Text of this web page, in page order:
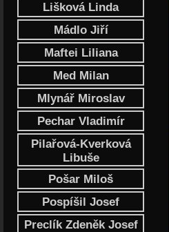
Lišková Linda
Mádlo Jiří
Maftei Liliana
Med Milan
Mlynář Miroslav
Pechar Vladimír
Pilařová-Kverková
Libuše
Pošar Miloš
Pospíšil Josef
Preclík Zdeněk Josef